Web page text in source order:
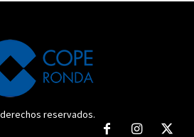
reservados.